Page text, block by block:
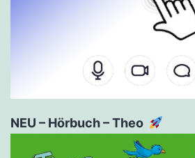
NEU – Hörbuch – Theo